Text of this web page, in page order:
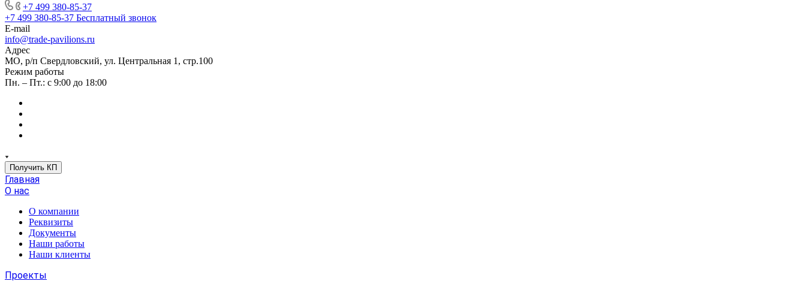
+7 499 380-85-37
+7 499 380-85-37 Бесплатный звонок
E-mail
info@trade-pavilions.ru
Адрес
МО, р/п Свердловский, ул. Центральная 1, стр.100
Режим работы
Пн. – Пт.: с 9:00 до 18:00
Получить КП
Главная
О нас
О компании
Реквизиты
Документы
Наши работы
Наши клиенты
Проекты